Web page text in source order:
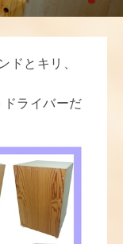
とキリ、
ライバーだ